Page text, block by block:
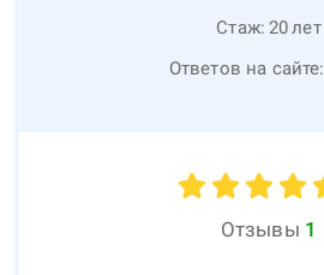
Стаж: 20лет
Ответов на сайте:
Отзывы 1